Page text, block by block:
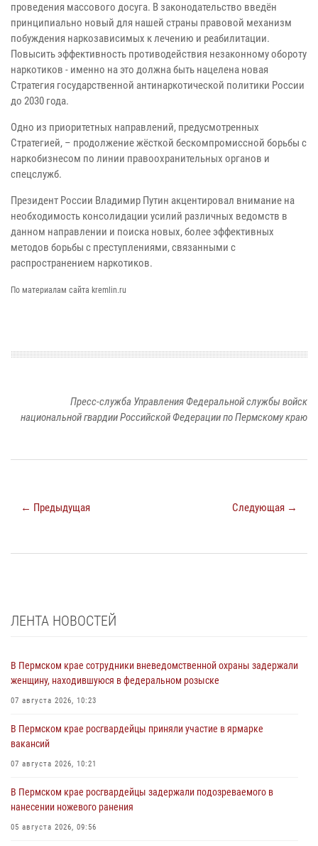
проведения массового досуга. В законодательство введён
принципиально новый для нашей страны правовой механизм
побуждения наркозависимых к лечению и реабилитации.
Повысить эффективность противодействия незаконному обороту
наркотиков - именно на это должна быть нацелена новая
Стратегия государственной антинаркотической политики России
до 2030 года.
Одно из приоритетных направлений, предусмотренных
Стратегией, – продолжение жёсткой бескомпромиссной борьбы с
наркобизнесом по линии правоохранительных органов и
спецслужб.
Президент России Владимир Путин акцентировал внимание на
необходимость консолидации усилий различных ведомств в
данном направлении и поиска новых, более эффективных
методов борьбы с преступлениями, связанными с
распространением наркотиков.
По материалам сайта kremlin.ru
Пресс-служба Управления Федеральной службы войск
национальной гвардии Российской Федерации по Пермскому краю
← Предыдущая Следующая →
ЛЕНТА НОВОСТЕЙ
В Пермском крае сотрудники вневедомственной охраны задержали
женщину, находившуюся в федеральном розыске
07 августа 2026, 10:23
В Пермском крае росгвардейцы приняли участие в ярмарке
вакансий
07 августа 2026, 10:21
В Пермском крае росгвардейцы задержали подозреваемого в
нанесении ножевого ранения
05 августа 2026, 09:56